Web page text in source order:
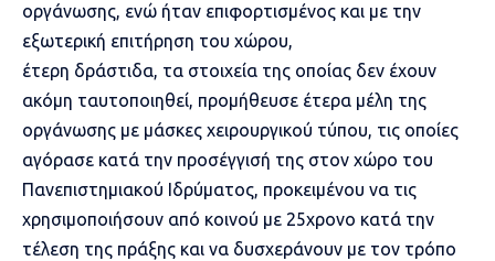
οργάνωσης, ενώ ήταν επιφορτισμένος και με την
εξωτερική επιτήρηση του χώρου,
έτερη δράστιδα, τα στοιχεία της οποίας δεν έχουν
ακόμη ταυτοποιηθεί, προμήθευσε έτερα μέλη της
οργάνωσης με μάσκες χειρουργικού τύπου, τις οποίες
αγόρασε κατά την προσέγγισή της στον χώρο του
Πανεπιστημιακού Ιδρύματος, προκειμένου να τις
χρησιμοποιήσουν από κοινού με 25χρονο κατά την
τέλεση της πράξης και να δυσχεράνουν με τον τρόπο